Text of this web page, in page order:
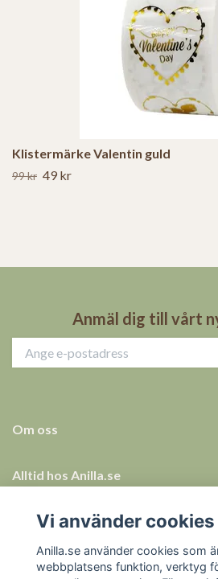
Klistermärke Valentin guld
99 kr 49 kr
Anmäl dig till vårt
Om oss
Alltid hos Anilla.se
Allt för ett tryggt köp
Sociala medier
Vi använder cookies
Anilla.se använder cookies som
webbplatsens funktion, verktyg